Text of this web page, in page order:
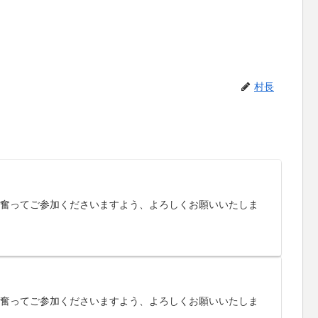
村長
ってご参加くださいますよう、よろしくお願いいたしま
ってご参加くださいますよう、よろしくお願いいたしま